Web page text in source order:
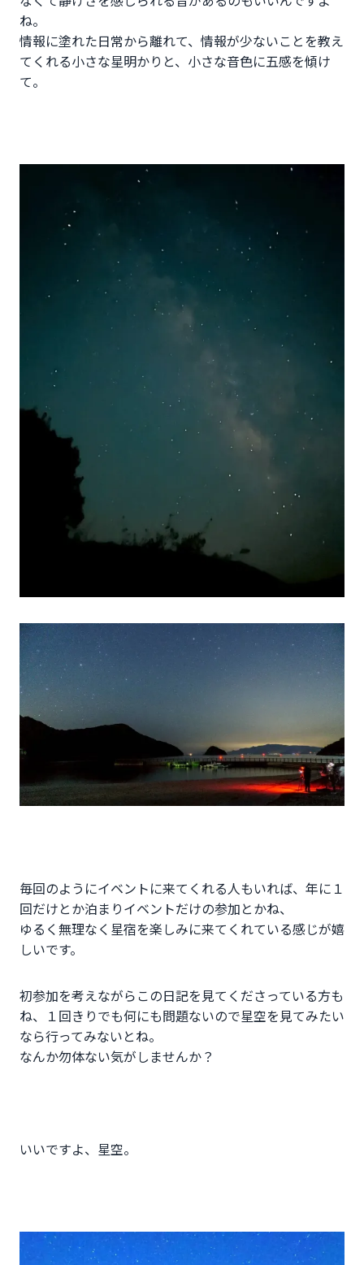
ね。
情報に塗れた日常から離れて、情報が少ないことを教え
てくれる小さな星明かりと、小さな音色に五感を傾け
て。
毎回のようにイベントに来てくれる人もいれば、年に１
回だけとか泊まりイベントだけの参加とかね、
ゆるく無理なく星宿を楽しみに来てくれている感じが嬉
しいです。
初参加を考えながらこの日記を見てくださっている方も
ね、１回きりでも何にも問題ないので星空を見てみたい
なら行ってみないとね。
なんか勿体ない気がしませんか？
いいですよ、星空。